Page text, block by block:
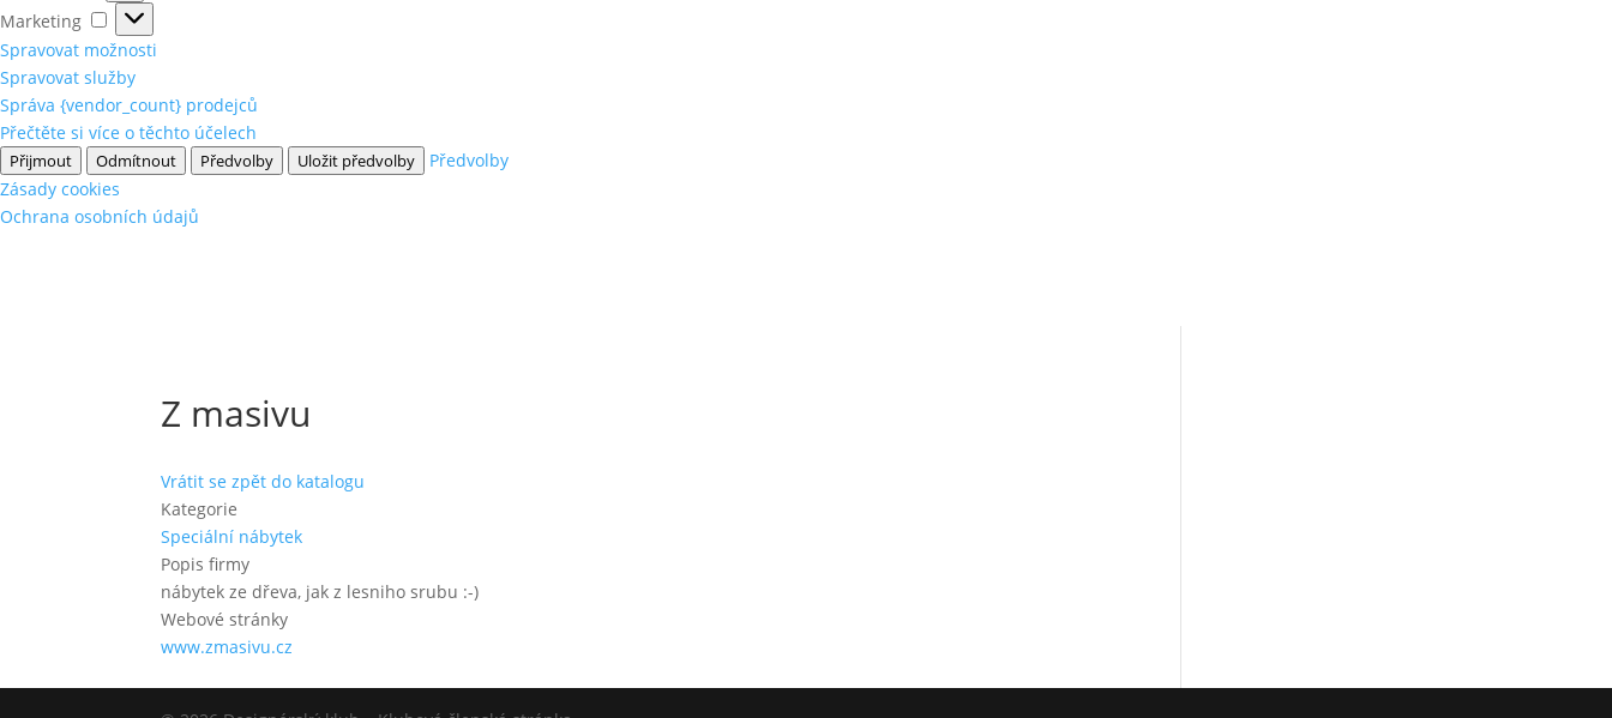
Marketing
Marketing
Spravovat možnosti
Spravovat služby
Správa {vendor_count} prodejců
Přečtěte si více o těchto účelech
Přijmout Odmítnout Předvolby Uložit předvolby
Předvolby
Zásady cookies
Ochrana osobních údajů
Z masivu
Vrátit se zpět do katalogu
Kategorie
Speciální nábytek
Popis firmy
nábytek ze dřeva, jak z lesniho srubu :-)
Webové stránky
www.zmasivu.cz